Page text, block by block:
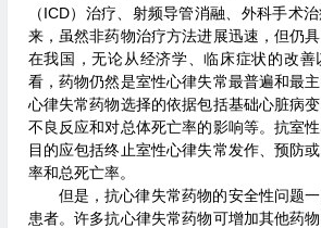
（ICD）治疗、射频导管消融、外科手术
来，虽然非药物治疗方法进展迅速，但仍
在我国，无论从经济学、临床症状的改善
看，药物仍然是室性心律失常最普遍和最
心律失常药物选择的依据包括基础心脏病
不良反应和对总体死亡率的影响等。抗室
目的应包括终止室性心律失常发作、预防
率和总死亡率。
但是，抗心律失常药物的安全性问题
患者。许多抗心律失常药物可增加其他药